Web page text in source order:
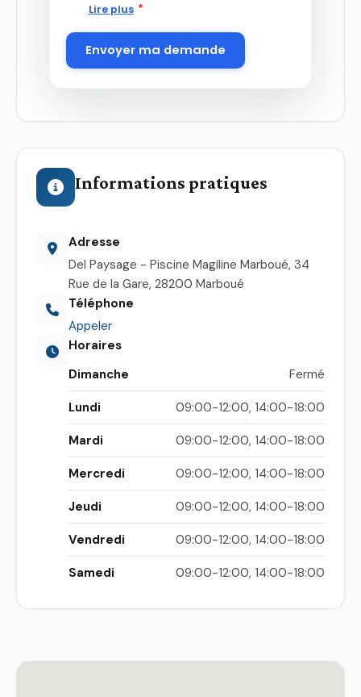
Lire plus *
Envoyer ma demande
Informations pratiques
Adresse
Del Paysage - Piscine Magiline Marboué, 34
Rue de la Gare, 28200 Marboué
Téléphone
Appeler
Horaires
Dimanche
Fermé
Lundi 09:00-12:00, 14:00-18:00
Mardi 09:00-12:00, 14:00-18:00
Mercredi 09:00-12:00, 14:00-18:00
Jeudi 09:00-12:00, 14:00-18:00
Vendredi 09:00-12:00, 14:00-18:00
Samedi 09:00-12:00, 14:00-18:00